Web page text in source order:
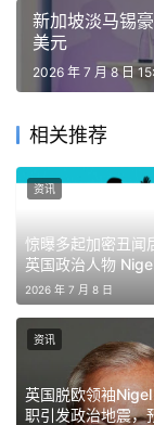
新加坡淡马锡
美元
2026 年 7 月 8 日
相关推荐
惊曝多起加密丑闻
英国政治人物
辞去议员职务
2026 年 7 月 8 日
资讯
英国脱欧领袖
职引发政治地震，
资讯